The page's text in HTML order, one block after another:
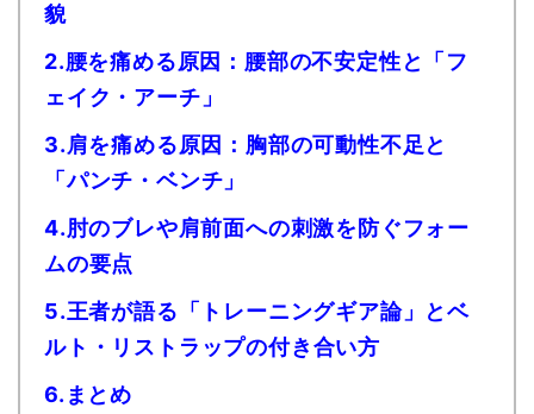
貌
2.腰を痛める原因：腰部の不安定性と「フ
ェイク・アーチ」
3.肩を痛める原因：胸部の可動性不足と
「パンチ・ベンチ」
4.肘のブレや肩前面への刺激を防ぐフォー
ムの要点
5.王者が語る「トレーニングギア論」とベ
ルト・リストラップの付き合い方
6.まとめ